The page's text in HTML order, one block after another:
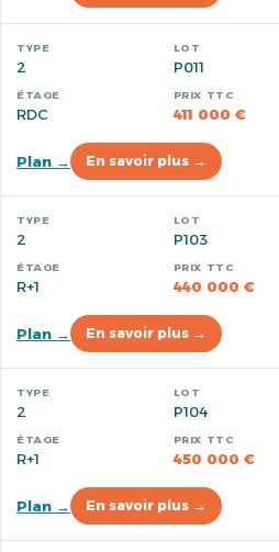
2 P011
RDC 411 000 €
Plan → En savoir plus →
2 P103
R+1 440 000 €
Plan → En savoir plus →
2 P104
R+1 450 000 €
Plan → En savoir plus →